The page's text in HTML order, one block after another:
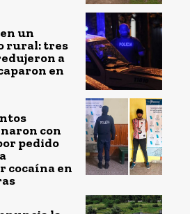
un
rural: tres
a
en
con
pedido
cocaína en